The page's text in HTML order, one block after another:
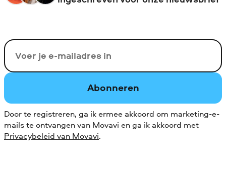
Uw e-mail
Abonneren
Door te registreren, ga ik ermee akkoord om marketing-e-
mails te ontvangen van Movavi en ga ik akkoord met
Privacybeleid van Movavi.